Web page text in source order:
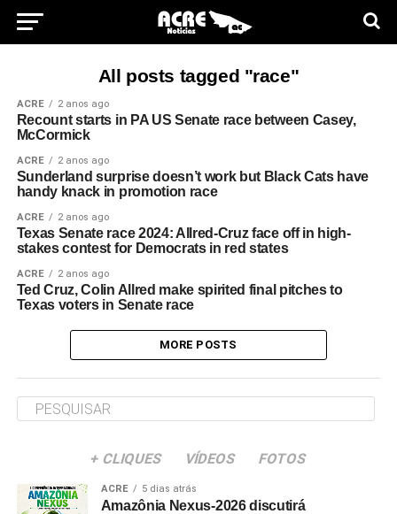
All posts tagged "race"
ACRE 2 anos ago
Recount starts in PA US Senate race between Casey,
McCormick
ACRE 2 anos ago
Sunderland surprise doesn’t work but Black Cats have
handy knack in promotion race
ACRE 2 anos ago
Texas Senate race 2024: Allred-Cruz face off in high-
stakes contest for Democrats in red states
ACRE 2 anos ago
Ted Cruz, Colin Allred make spirited final pitches to
Texas voters in Senate race
MORE POSTS
+ CLIQUES VÍDEOS FOTOS
ACRE 5 dias atrás
Amazônia Nexus-2026 discutirá